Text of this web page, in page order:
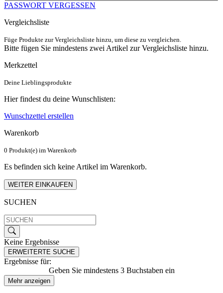
PASSWORT VERGESSEN
Vergleichsliste
Füge Produkte zur Vergleichsliste hinzu, um diese zu vergleichen.
Bitte fügen Sie mindestens zwei Artikel zur Vergleichsliste hinzu.
Merkzettel
Deine Lieblingsprodukte
Hier findest du deine Wunschlisten:
Wunschzettel erstellen
Warenkorb
0 Produkt(e) im Warenkorb
Es befinden sich keine Artikel im Warenkorb.
WEITER EINKAUFEN
SUCHEN
Keine Ergebnisse
ERWEITERTE SUCHE
Ergebnisse für:
Geben Sie mindestens 3 Buchstaben ein
Mehr anzeigen